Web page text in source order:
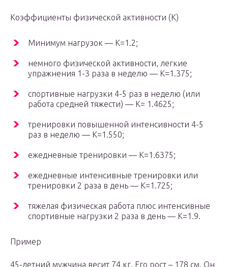
Коэффициенты физической активности (К)
Минимум нагрузок — К=1.2;
немного физической активности, легкие
упражнения 1-3 раза в неделю — К=1.375;
спортивные нагрузки 4-5 раз в неделю (или
работа средней тяжести) — К= 1.4625;
тренировки повышенной интенсивности 4-5
раз в неделю — К=1.550;
ежедневные тренировки — К=1.6375;
ежедневные интенсивные тренировки или
тренировки 2 раза в день — К=1.725;
тяжелая физическая работа плюс интенсивные
спортивные нагрузки 2 раза в день — К=1.9.
Пример
45-летний мужчина весит 74 кг. Его рост – 178 см. Он